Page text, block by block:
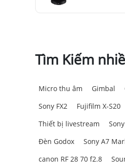
Tìm Kiếm
Micro thu âm Gimbal
Sony FX2
Fujifilm X-S20
Thiết bị livestream
Đèn Godox
Sony A7
canon RF 28 70 f2.8